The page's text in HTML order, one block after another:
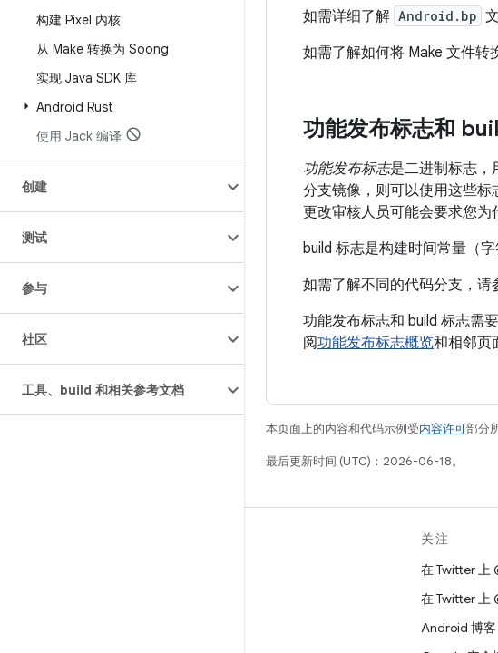
构建 Pixel 内核
从 Make 转换为 Soong
实现 Java SDK 库
Android Rust
使用 Jack 编译
创建
测试
参与
社区
工具、build 和相关参考文档
如需详细了解 Android.bp
如需了解如何将 Make 文件转
功能发布标志和
功能发布标志是二进制标志，
分支镜像，则可以使用这些标
更改审核人员可能会要求您为
build 标志是构建时间常量（
如需了解不同的代码分支，请
功能发布标志和 build 标志需
阅功能发布标志概览和相邻页
本页面上的内容和代码示例受内容许可部分
最后更新时间 (UTC)：2026-06-18。
关注
在 Twitter 上
在 Twitter 上
Android 博客